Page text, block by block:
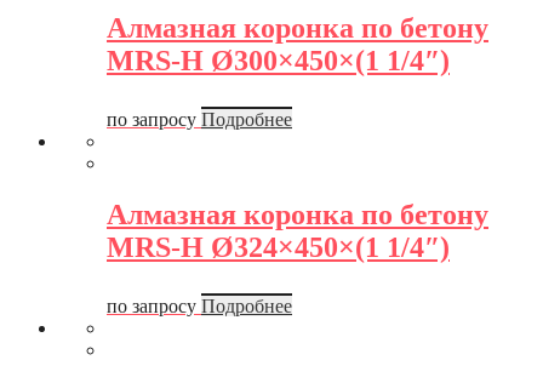
Алмазная коронка по бетону
MRS-H Ø300×450×(1 1/4″)
по запросу Подробнее
Алмазная коронка по бетону
MRS-H Ø324×450×(1 1/4″)
по запросу Подробнее